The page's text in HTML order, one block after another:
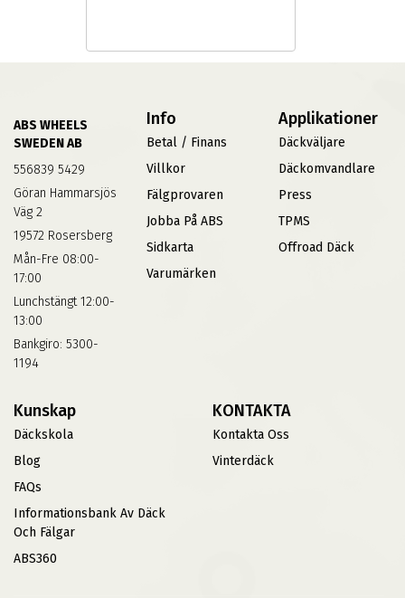
ABS WHEELS
SWEDEN AB
556839 5429
Göran Hammarsjös
Väg 2
19572 Rosersberg
Mån-Fre 08:00-
17:00
Lunchstängt 12:00-
13:00
Bankgiro: 5300-
1194
Info
Betal / Finans
Villkor
Fälgprovaren
Jobba På ABS
Sidkarta
Varumärken
Applikationer
Däckväljare
Däckomvandlare
Press
TPMS
Offroad Däck
Kunskap
Däckskola
Blog
FAQs
Informationsbank Av Däck
Och Fälgar
ABS360
KONTAKTA
Kontakta Oss
Vinterdäck